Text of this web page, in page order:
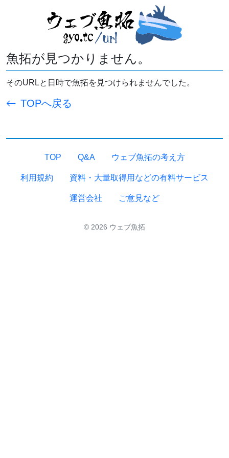
魚拓が見つかりません。
そのURLと日時で魚拓を見つけられませんでした。
TOPへ戻る
TOP Q&A ウェブ魚拓の考え方
利用規約 資料・大量取得用などの有料サービス
運営会社 ご意見など
© 2026 ウェブ魚拓